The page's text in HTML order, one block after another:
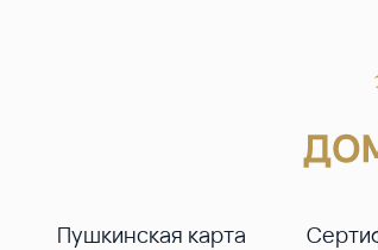
Пушкинская карта